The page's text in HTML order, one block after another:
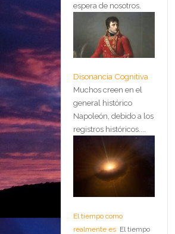
espera de nosotros.
Disonancia Cognitiva
Muchos creen en el
general histórico
Napoleón, debido a los
registros históricos....
El tiempo como
realmente es El tiempo